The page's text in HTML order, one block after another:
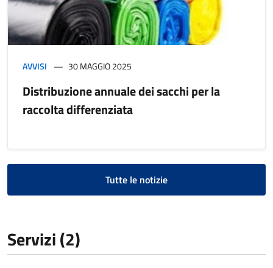
AVVISI 30 MAGGIO 2025
Distribuzione annuale dei sacchi per la
raccolta differenziata
Tutte le notizie
Servizi (2)